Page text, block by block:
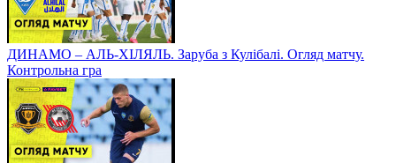
ДИНАМО – АЛЬ-ХІЛЯЛЬ. Заруба з Кулібалі. Огляд матчу.
Контрольна гра